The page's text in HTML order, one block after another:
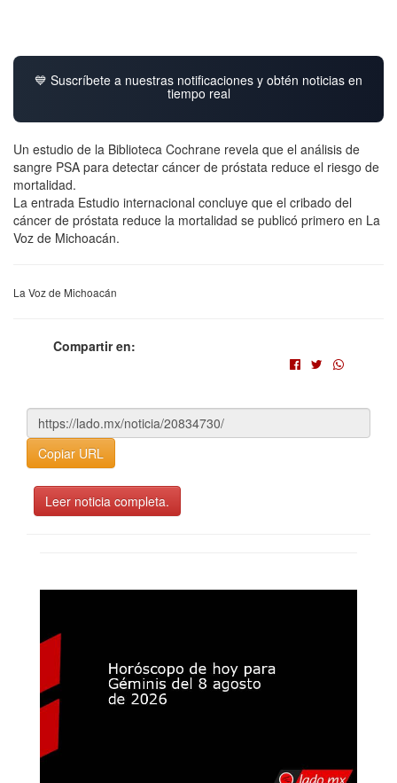
💙 Suscríbete a nuestras notificaciones y obtén noticias en
tiempo real
Un estudio de la Biblioteca Cochrane revela que el análisis de
sangre PSA para detectar cáncer de próstata reduce el riesgo de
mortalidad.
La entrada Estudio internacional concluye que el cribado del
cáncer de próstata reduce la mortalidad se publicó primero en La
Voz de Michoacán.
La Voz de Michoacán
Compartir en:
Copiar URL
Leer noticia completa.